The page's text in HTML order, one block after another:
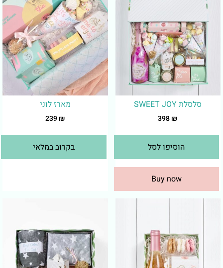
סלסלת SWEET JOY
398₪
הוסיפו לסל
Buy now
מארז לוני
239₪
בקרוב במלאי